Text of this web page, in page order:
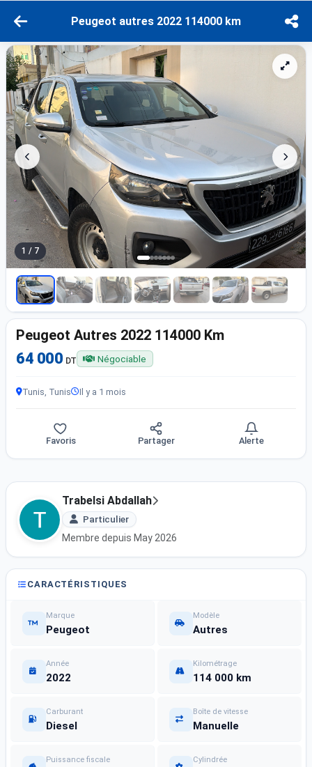
Peugeot autres 2022 114000 km
1 / 7
Peugeot Autres 2022 114000 Km
64 000 DT Négociable
Tunis, Tunis Il y a 1 mois
Favoris Partager Alerte
Trabelsi Abdallah
Particulier
Membre depuis May 2026
CARACTÉRISTIQUES
Marque
Peugeot
Modèle
Autres
Année
2022
Kilométrage
114 000 km
Carburant
Diesel
Boîte de vitesse
Manuelle
Puissance fiscale Cylindrée